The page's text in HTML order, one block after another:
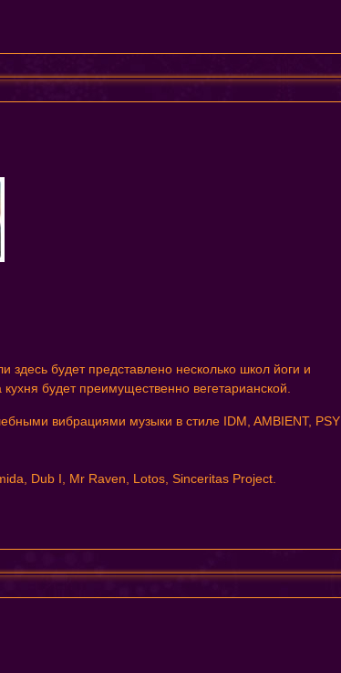
будет представлено несколько школ йоги и
будет преимущественно вегетарианской.
вибрациями музыки в стилe IDM, AMBIENT, PSY
Dub I, Mr Raven, Lotos, Sinceritas Project.